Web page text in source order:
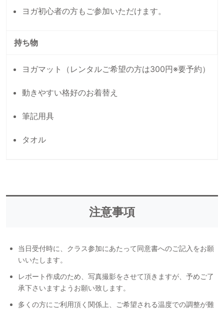
ヨガ初心者の方もご参加いただけます。
持ち物
ヨガマット（レンタルご希望の方は300円※要予約）
動きやすい格好のお着替え
筆記用具
タオル
注意事項
当日受付時に、クラス参加にあたって同意書へのご記入をお願
いいたします。
レポート作成のため、写真撮影をさせて頂きますが、予めご了
承下さいますようお願い致します。
多くの方にご利用頂く関係上、ご希望される温度での調整が難